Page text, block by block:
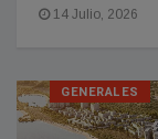
14 Julio, 2026
GENERALES